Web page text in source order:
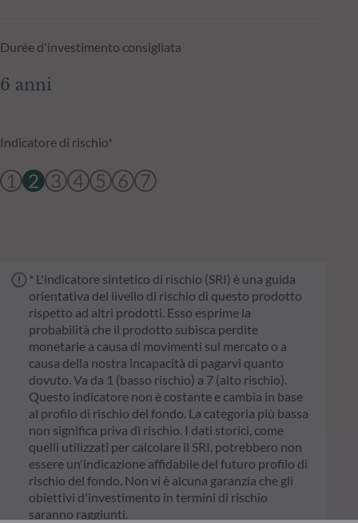
Durée d'investimento consigliata
6 anni
Indicatore di rischio*
1 2 3 4 5 6 7
* L'indicatore sintetico di rischio (SRI) è una guida
orientativa del livello di rischio di questo prodotto
rispetto ad altri prodotti. Esso esprime la
probabilità che il prodotto subisca perdite
monetarie a causa di movimenti sul mercato o a
causa della nostra incapacità di pagarvi quanto
dovuto. Va da 1 (basso rischio) a 7 (alto rischio).
Questo indicatore non è costante e cambia in base
al profilo di rischio del fondo. La categoria più bassa
non significa priva di rischio. I dati storici, come
quelli utilizzati per calcolare il SRI, potrebbero non
essere un'indicazione affidabile del futuro profilo di
rischio del fondo. Non vi è alcuna garanzia che gli
obiettivi d'investimento in termini di rischio
saranno raggiunti.